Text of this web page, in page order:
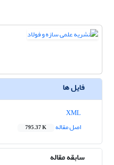
فایل ها
اصل مقاله
795.37 K
سابقه مقاله